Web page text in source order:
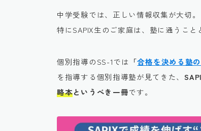
中学受験では、正しい情報収集が大切。
特にSAPIX生のご家庭は、塾に通うこと
個別指導のSS-1では 「合格を決める塾
を指導する個別指導塾が見てきた、
略本というべき一冊です。